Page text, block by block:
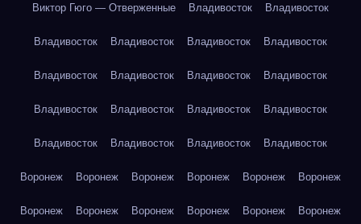
Виктор Гюго — Отверженные Владивосток Владивосток
Владивосток Владивосток Владивосток Владивосток
Владивосток Владивосток Владивосток Владивосток
Владивосток Владивосток Владивосток Владивосток
Владивосток Владивосток Владивосток Владивосток
Воронеж Воронеж Воронеж Воронеж Воронеж Воронеж
Воронеж Воронеж Воронеж Воронеж Воронеж Воронеж